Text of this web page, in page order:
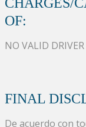
OF:
NO VALID
FINAL
De acuerdo con